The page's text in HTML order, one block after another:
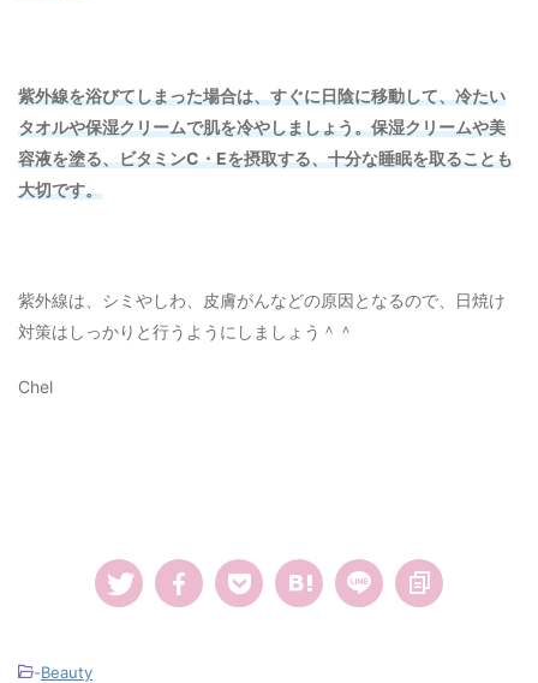
紫外線を浴びてしまった場合は、すぐに日陰に移動して、冷たい
タオルや保湿クリームで肌を冷やしましょう。保湿クリームや美
容液を塗る、ビタミンC・Eを摂取する、十分な睡眠を取ることも
大切です。
紫外線は、シミやしわ、皮膚がんなどの原因となるので、日焼け
対策はしっかりと行うようにしましょう＾＾
Chel
-Beauty